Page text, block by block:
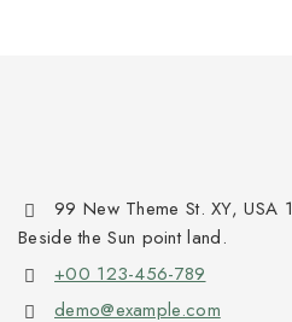
99 New Theme St. XY, USA
Beside the Sun point land.
+00 123-456-789
demo@example.com